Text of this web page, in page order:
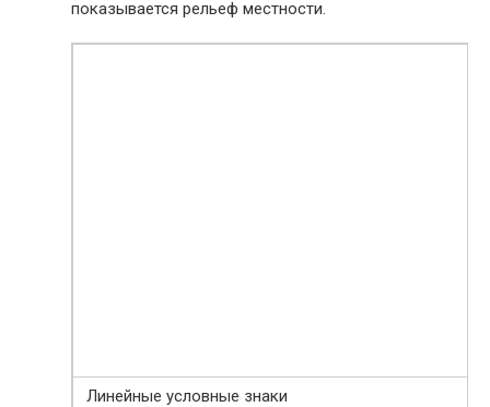
показывается рельеф местности.
Линейные условные знаки